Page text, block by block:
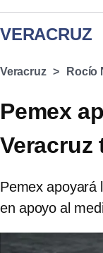
VERACRUZ
Veracruz Rocío
Pemex
Veracruz
Pemex apoyará
en apoyo al